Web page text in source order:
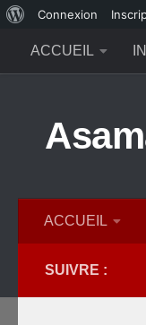
propos
de
Connexion
ACCUEIL
ACCUEIL
SUIVRE :